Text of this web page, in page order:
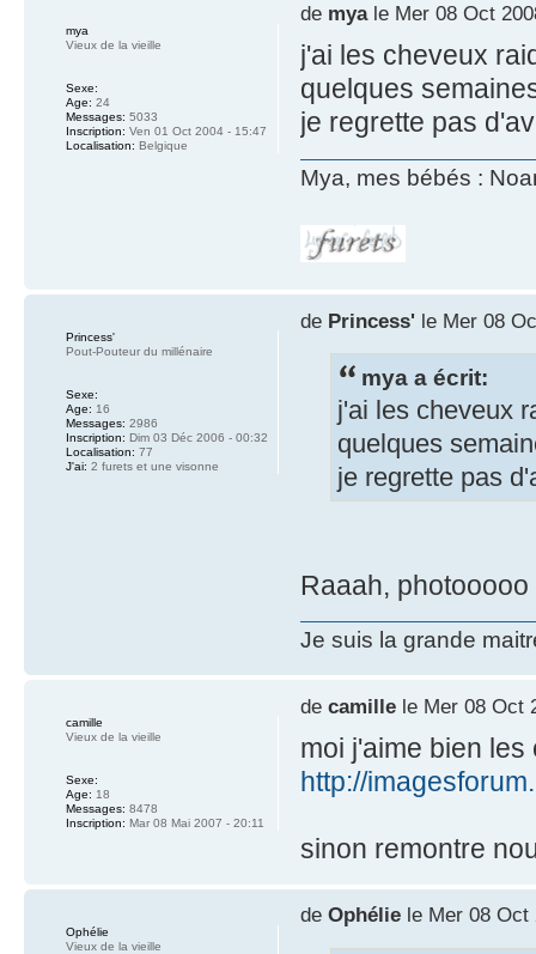
de myale Mer 08 Oct
j'ai les cheveux
quelques
je regrette pas
Mya, mes bébés :
mya
Vieux de la vieille
Sexe:
Age: 24
Messages: 5033
Inscription: Ven 01 Oct 2004 - 15:47
Localisation: Belgique
de Princess'le Mer 08
mya a écrit:
j'ai les cheveux
quelques
je regrette pas
Raaah, photooooo
Je suis la grande
Princess'
Pout-Pouteur du millénaire
Sexe:
Age: 16
Messages: 2986
Inscription: Dim 03 Déc 2006 - 00:32
Localisation: 77
J'ai: 2 furets et une visonne
de camillele Mer 08 Oct
moi j'aime bien
http://
sinon remontre
camille
Vieux de la vieille
Sexe:
Age: 18
Messages: 8478
Inscription: Mar 08 Mai 2007 - 20:11
de Ophéliele Mer 08 Oct
Ophélie
Vieux de la vieille